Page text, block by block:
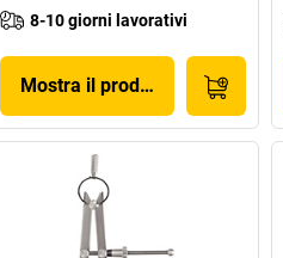
8-10 giorni lavorativi
Mostra il prodotto